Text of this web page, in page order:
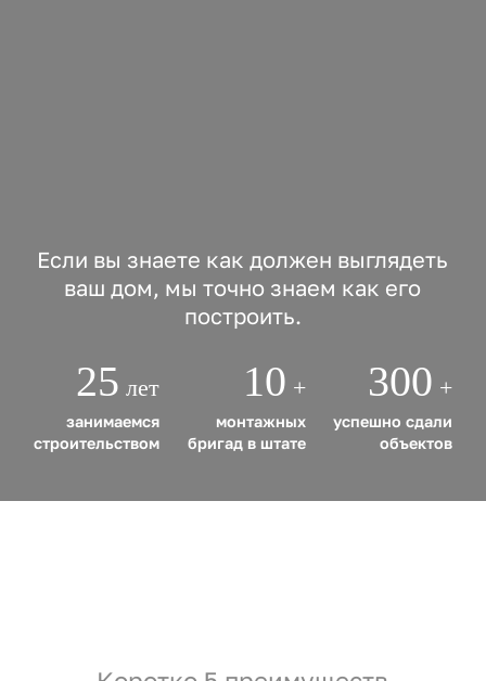
Если вы знаете как должен выглядеть
ваш дом, мы точно знаем как его
построить.
25 лет
занимаемся
строительством
10 +
монтажных
бригад в штате
300 +
успешно сдали
объектов